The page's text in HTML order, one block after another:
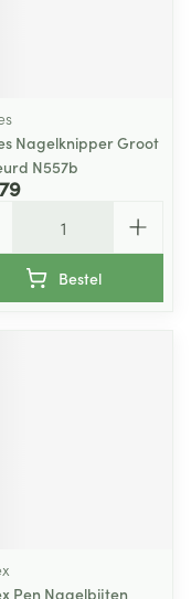
Nagelknipper Groot
N557b
Bestel
Pen Nagelbijten